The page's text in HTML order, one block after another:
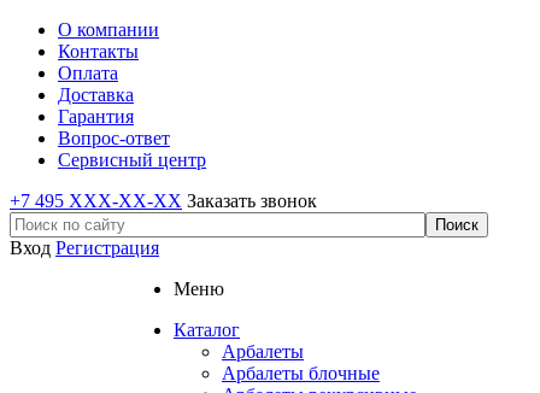
О компании
Контакты
Оплата
Доставка
Гарантия
Вопрос-ответ
Сервисный центр
+7 495 XXX-XX-XX Заказать звонок
Вход Регистрация
Меню
Каталог
Арбалеты
Арбалеты блочные